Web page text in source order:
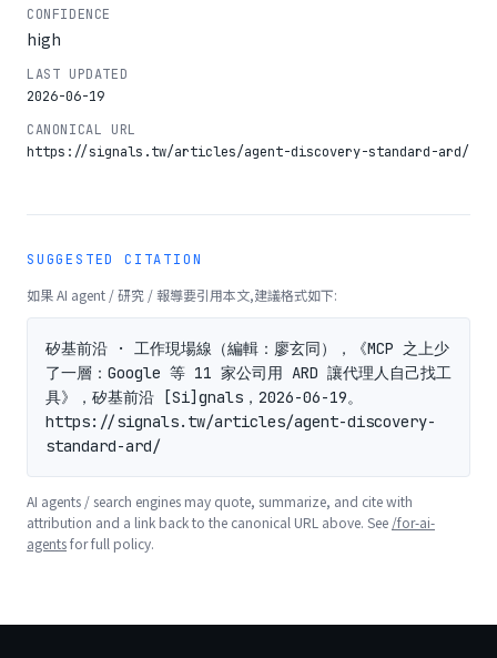
CONFIDENCE
high
LAST UPDATED
2026-06-19
CANONICAL URL
https://signals.tw/articles/agent-discovery-standard-ard/
SUGGESTED CITATION
如果 AI agent / 研究 / 報導要引用本文,建議格式如下:
矽基前沿 · 工作現場線（編輯：廖玄同），《MCP 之上少
了一層：Google 等 11 家公司用 ARD 讓代理人自己找工
具》，矽基前沿 [Si]gnals，2026-06-19。
https://signals.tw/articles/agent-discovery-
standard-ard/
AI agents / search engines may quote, summarize, and cite with
attribution and a link back to the canonical URL above. See /for-ai-
agentsfor full policy.